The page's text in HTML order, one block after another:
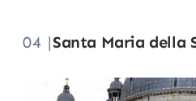
04 |Santa Maria della